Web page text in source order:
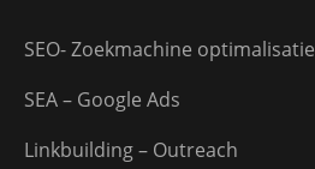
SEO- Zoekmachine optimalisatie
SEA – Google Ads
Linkbuilding – Outreach